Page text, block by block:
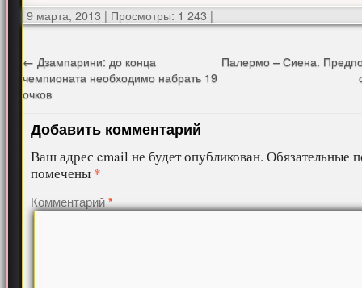
9 марта, 2013 | Просмотры: 1 243 |
← Дзампарини: до конца
чемпионата необходимо набрать 19
очков
Палермо – Сиена.
Добавить комментарий
Ваш адрес email не будет опубликован. Обязательные
помечены *
Комментарий*